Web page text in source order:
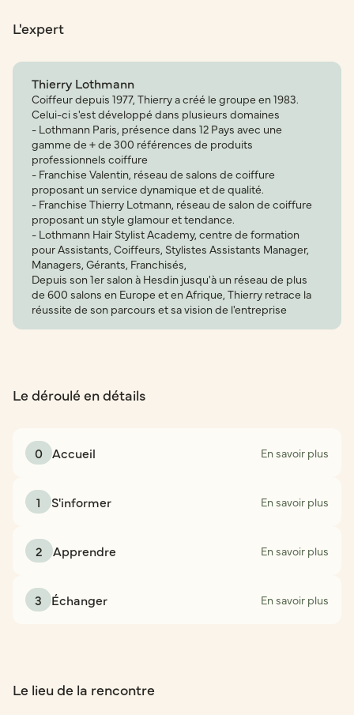
L'expert
Thierry Lothmann
Coiffeur depuis 1977, Thierry a créé le groupe en 1983.
Celui-ci s'est développé dans plusieurs domaines
- Lothmann Paris, présence dans 12 Pays avec une
gamme de + de 300 références de produits
professionnels coiffure
- Franchise Valentin, réseau de salons de coiffure
proposant un service dynamique et de qualité.
- Franchise Thierry Lotmann, réseau de salon de coiffure
proposant un style glamour et tendance.
- Lothmann Hair Stylist Academy, centre de formation
pour Assistants, Coiffeurs, Stylistes Assistants Manager,
Managers, Gérants, Franchisés,
Depuis son 1er salon à Hesdin jusqu'à un réseau de plus
de 600 salons en Europe et en Afrique, Thierry retrace la
réussite de son parcours et sa vision de l'entreprise
Le déroulé en détails
0 Accueil En savoir plus
1 S'informer En savoir plus
2 Apprendre En savoir plus
3 Échanger En savoir plus
Le lieu de la rencontre